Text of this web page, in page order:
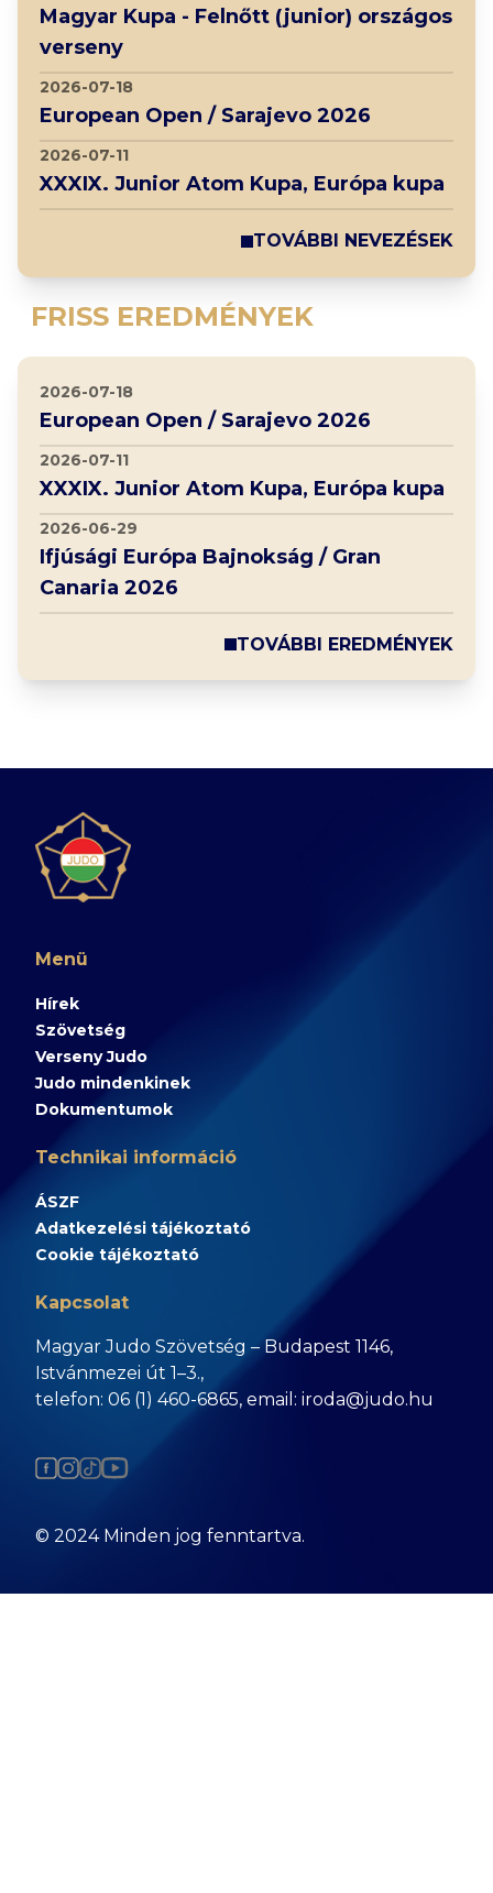
FRISS EREDMÉNYEK
Magyar Kupa - Felnőtt (junior) országos
verseny
2026-07-18
European Open / Sarajevo 2026
2026-07-11
XXXIX. Junior Atom Kupa, Európa kupa
TOVÁBBI NEVEZÉSEK
2026-07-18
European Open / Sarajevo 2026
2026-07-11
XXXIX. Junior Atom Kupa, Európa kupa
2026-06-29
Ifjúsági Európa Bajnokság / Gran
Canaria 2026
TOVÁBBI EREDMÉNYEK
Menü
Hírek
Szövetség
Verseny Judo
Judo mindenkinek
Dokumentumok
Technikai információ
ÁSZF
Adatkezelési tájékoztató
Cookie tájékoztató
Kapcsolat
Magyar Judo Szövetség – Budapest 1146,
Istvánmezei út 1–3.,
telefon: 06 (1) 460-6865, email: iroda@judo.hu
© 2024 Minden jog fenntartva.